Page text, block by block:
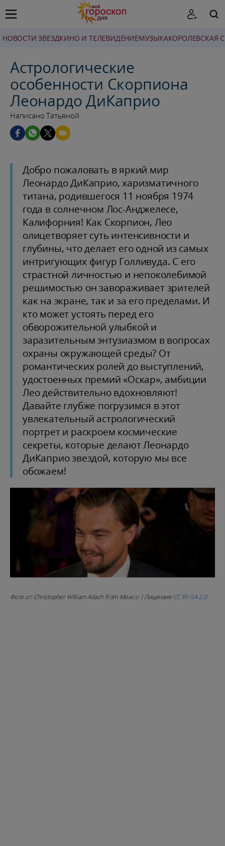
НОВОСТИ ЗВЕЗДКИНО И ТЕЛЕВИДЕНИЕМУЗЫКАКОРОЛЕВСКАЯ
Астрологические
особенности Скорпиона
Леонардо ДиКаприо
Написано Татьяной
Добро пожаловать в яркий мир
Леонардо ДиКаприо, харизматичного
титана, родившегося 11 ноября 1974
года в солнечном Лос-Анджелесе,
Калифорния! Как Скорпион, Лео
олицетворяет суть интенсивности и
глубины, что делает его одной из самых
интригующих фигур Голливуда. С его
страстной личностью и непоколебимой
решимостью он завораживает зрителей
как на экране, так и за его пределами. И
кто может устоять перед его
обворожительной улыбкой и
заразительным энтузиазмом в вопросах
охраны окружающей среды? От
романтических ролей до выступлений,
удостоенных премий «Оскар», амбиции
Лео действительно вдохновляют!
Давайте глубже погрузимся в этот
увлекательный астрологический
портрет и раскроем космические
секреты, которые делают Леонардо
ДиКаприо звездой, которую мы все
обожаем!
Фото от: Christopher William Adach from Mexico | Лицензия:CC BY-SA 2.0